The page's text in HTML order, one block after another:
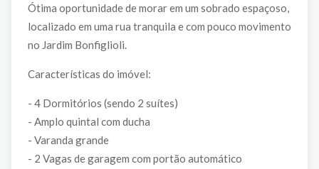
Ótima oportunidade de morar em um sobrado espaçoso,
localizado em uma rua tranquila e com pouco movimento
no Jardim Bonfiglioli.
Características do imóvel:
- 4 Dormitórios (sendo 2 suítes)
- Amplo quintal com ducha
- Varanda grande
- 2 Vagas de garagem com portão automático